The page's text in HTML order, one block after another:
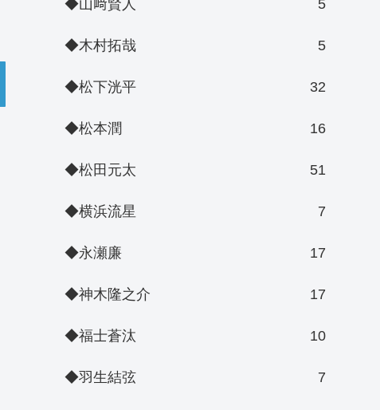
◆山﨑賢人 5
◆木村拓哉 5
◆松下洸平 32
◆松本潤 16
◆松田元太 51
◆横浜流星 7
◆永瀬廉 17
◆神木隆之介 17
◆福士蒼汰 10
◆羽生結弦 7